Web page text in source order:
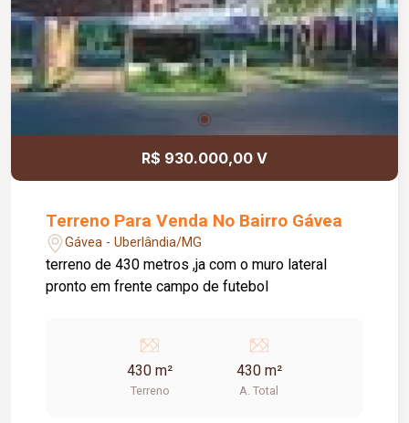
R$ 930.000,00 V
Terreno Para Venda No Bairro Gávea
Gávea - Uberlândia/MG
terreno de 430 metros ,ja com o muro lateral
pronto em frente campo de futebol
430 m²
Terreno
430 m²
A. Total